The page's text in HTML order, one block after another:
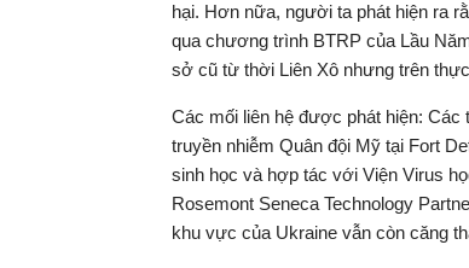
hại. Hơn nữa, người ta phát hiện ra
qua chương trình BTRP của Lầu
sở cũ từ thời Liên Xô nhưng trên
Các mối liên hệ được phát hiện:
truyền nhiễm Quân đội Mỹ tại Fort
sinh học và hợp tác với Viện Virus
Rosemont Seneca Technology
khu vực của Ukraine vẫn còn căng